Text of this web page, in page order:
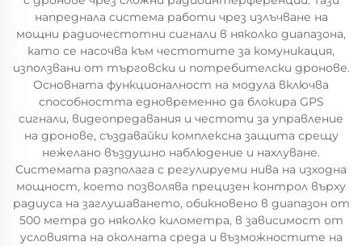
напреднала система работи чрез излъчване на
мощни радиочестотни сигнали в няколко диапазона,
като се насочва към честотите за комуникация,
използвани от търговски и потребителски дронове.
Основната функционалност на модула включва
способността едновременно да блокира GPS
сигнали, видеопредавания и честоти за управление
на дронове, създавайки комплексна защита срещу
нежелано въздушно наблюдение и нахлуване.
Системата разполага с регулируеми нива на изходна
мощност, което позволява прецизен контрол върху
радиуса на заглушаването, обикновено в диапазон от
500 метра до няколко километра, в зависимост от
условията на околната среда и възможностите на